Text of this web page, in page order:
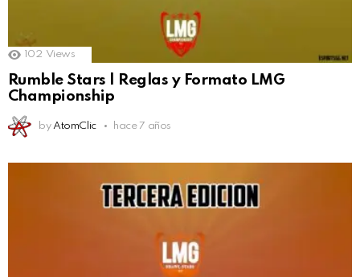
102 Views
Rumble Stars | Reglas y Formato LMG
Championship
by AtomClic hace 7 años